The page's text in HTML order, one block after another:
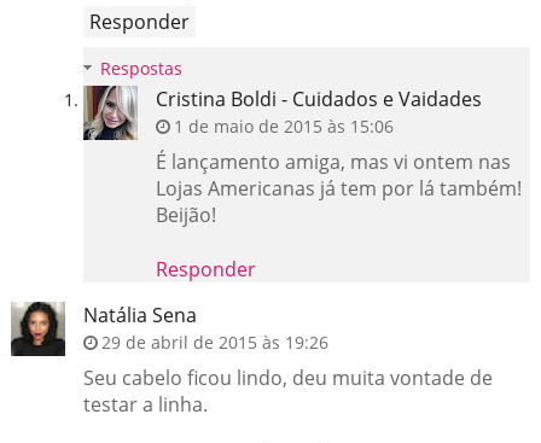
Responder
Respostas
Cristina Boldi - Cuidados e Vaidades
1 de maio de 2015 às 15:06
É lançamento amiga, mas vi ontem nas
Lojas Americanas já tem por lá também!
Beijão!
Responder
Natália Sena
29 de abril de 2015 às 19:26
Seu cabelo ficou lindo, deu muita vontade de
testar a linha.